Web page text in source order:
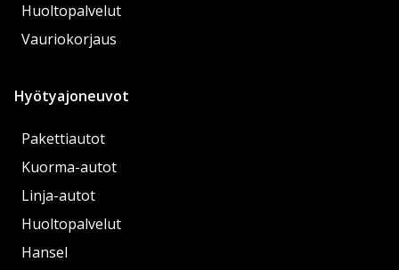
Huoltopalvelut
Vauriokorjaus
Hyötyajoneuvot
Pakettiautot
Kuorma-autot
Linja-autot
Huoltopalvelut
Hansel